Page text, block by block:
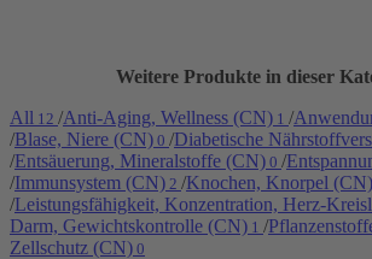
Weitere Produkte in dieser
All 12 /Anti-Aging, Wellness (CN) 1 /
/Blase, Niere (CN) 0 /Diabetische
/Entsäuerung, Mineralstoffe (CN) 0 /
/Immunsystem (CN) 2 /Knochen, Knorpel (CN)
/Leistungsfähigkeit, Konzentration, Herz-
Darm, Gewichtskontrolle (CN) 1 /
Zellschutz (CN) 0